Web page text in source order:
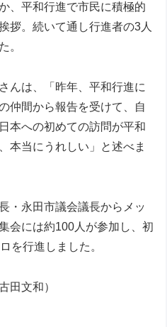
、平和行進で市民に積極的
拶。続いて通し行進者の3人
。
んは、「昨年、平和行進に
仲間から報告を受けて、自
本への初めての訪問が平和
本当にうれしい」と述べま
・永田市議会議長からメッ
会には約100人が参加し、初
を行進しました。
田文和）